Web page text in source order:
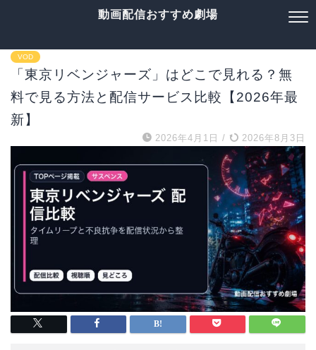
動画配信おすすめ劇場
VOD
「東京リベンジャーズ」はどこで見れる？無
料で見る方法と配信サービス比較【2026年最
新】
2026年4月1日 / 2026年8月3日